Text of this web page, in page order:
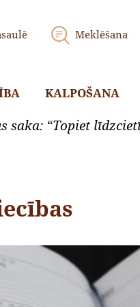
Meklēšana
KALPOŠANA
saka: “Topiet